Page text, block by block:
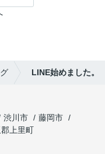
LINE始めました。
渋川市
藤岡市
郡上里町